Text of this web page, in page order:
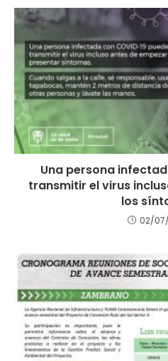
Una persona
transmitir el virus
los
02/